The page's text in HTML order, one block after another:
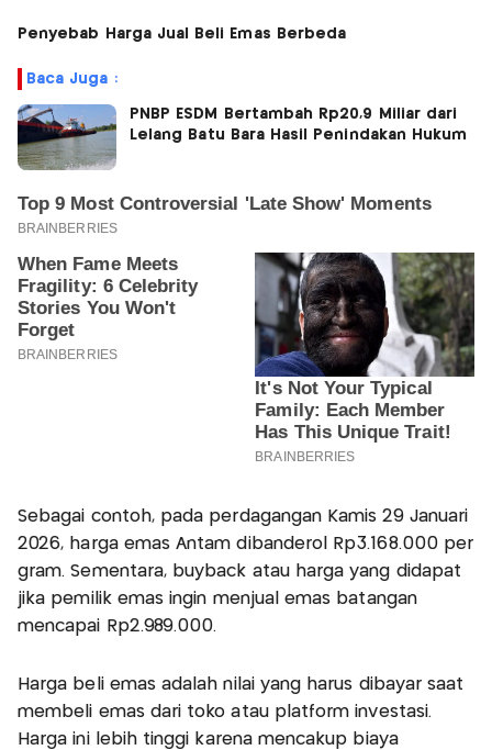
Penyebab Harga Jual Beli Emas Berbeda
Baca Juga :
PNBP ESDM Bertambah Rp20,9 Miliar dari
Lelang Batu Bara Hasil Penindakan Hukum
Sebagai contoh, pada perdagangan Kamis 29 Januari
2026, harga emas Antam dibanderol Rp3.168.000 per
gram. Sementara, buyback atau harga yang didapat
jika pemilik emas ingin menjual emas batangan
mencapai Rp2.989.000.
Harga beli emas adalah nilai yang harus dibayar saat
membeli emas dari toko atau platform investasi.
Harga ini lebih tinggi karena mencakup biaya